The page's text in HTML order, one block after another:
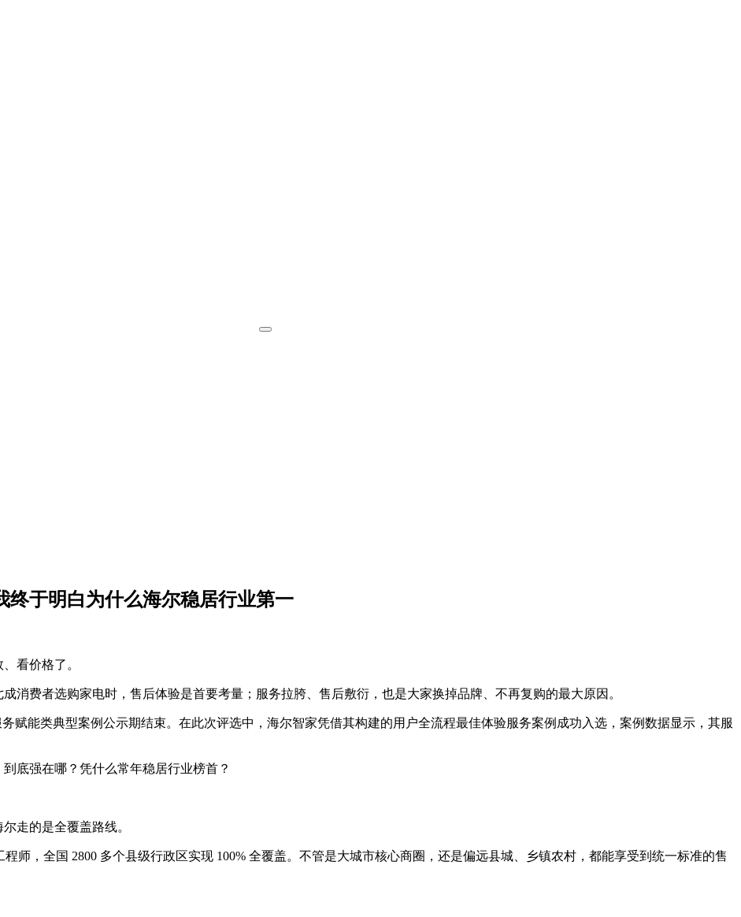
终于明白为什么海尔稳居行业第一
看价格了。
消费者选购家电时，售后体验是首要考量；服务拉胯、售后敷衍，也是大家换掉品牌、不再复购的最大原因。
赋能类典型案例公示期结束。在此次评选中，海尔智家凭借其构建的用户全流程最佳体验服务案例成功入选，案例数据显示，其服
底强在哪？凭什么常年稳居行业榜首？
走的是全覆盖路线。
师，全国 2800 多个县级行政区实现 100% 全覆盖。不管是大城市核心商圈，还是偏远县城、乡镇农村，都能享受到统一标准的售